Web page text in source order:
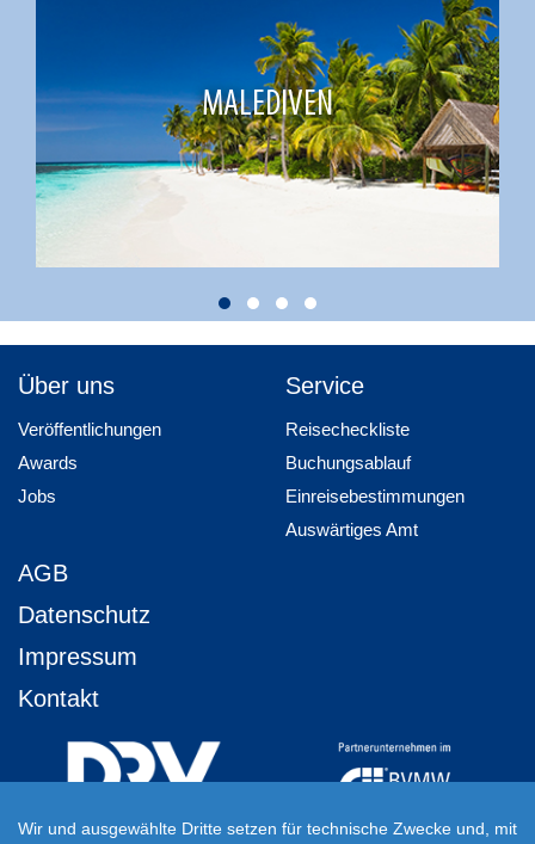
MALEDIVEN
Über uns
Veröffentlichungen
Awards
Jobs
Service
Reisecheckliste
Buchungsablauf
Einreisebestimmungen
Auswärtiges Amt
AGB
Datenschutz
Impressum
Kontakt
Wir und ausgewählte Dritte setzen für technische Zwecke und, mit